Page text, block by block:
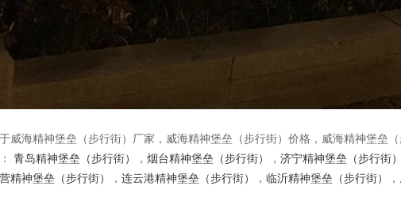
威海精神堡垒（步行街）厂家，威海精神堡垒（步行街）价格，威海精神堡垒
青岛精神堡垒（步行街） ， 烟台精神堡垒（步行街） ， 济宁精神堡垒（步行街）
精神堡垒（步行街）
， 连云港精神堡垒（步行街） ， 临沂精神堡垒（步行街） ，